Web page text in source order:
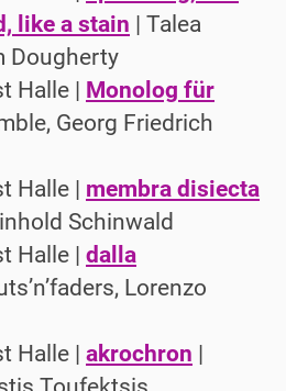
like a stain | Talea
Dougherty
Halle | Monolog für
Georg Friedrich
Halle | membra disiecta
Schinwald
Halle | dalla
Lorenzo
Halle | akrochron |